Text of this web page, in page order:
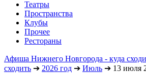
Театры
Пространства
Клубы
Прочее
Рестораны
Афиша Нижнего Новгорода - куда
сходить ➔ 2026 год ➔ Июль ➔ 13 июля